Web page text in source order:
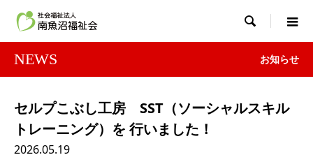

NEWS お知らせ
セルプこぶし工房 SST（ソーシャルスキル
トレーニング）を 行いました！
2026.05.19